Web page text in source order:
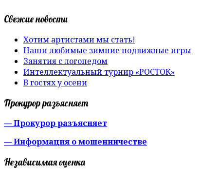
Свежие новости
Хотим артистами мы стать!
Наши любимые зимние подвижные игры
Занятия с логопедом
Интеллектуальный турнир «РОСТОК»
В гостях у осени
Прокурор разъясняет
— Прокурор разъясняет
— Информация о мошенничестве
Независимая оценка